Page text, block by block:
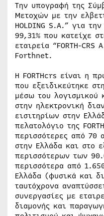
Την υπογραφή της
Μετοχών με την
HOLDING S.A.” για
99,31% που κατείχε
εταιρεία “FORTH-
Forthnet.
Η FORTHcrs είναι η
που εξειδικεύτηκε
μέσω του λογισμικού
στην ηλεκτρονική
εισιτηρίων στην
πελατολόγιο της
περισσότερες από 70
στην Ελλάδα και στο
περισσότερων των
περισσότερα από
Ελλάδα (φυσικά και
ταυτόχρονα
συνεργασίες με
διαμονής και